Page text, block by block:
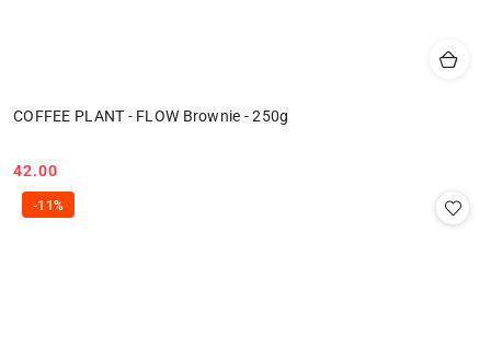
COFFEE PLANT - FLOW Brownie - 250g
Cena:
42.00
-11%